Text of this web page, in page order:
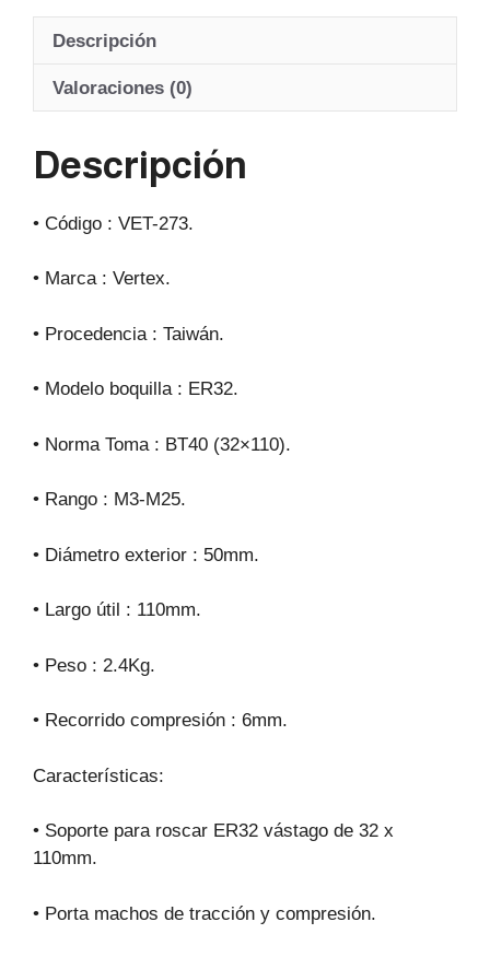
at
A
p
c
b
o
e
a
ail
Descripción
Valoraciones (0)
Descripción
• Código : VET-273.
• Marca : Vertex.
• Procedencia : Taiwán.
• Modelo boquilla : ER32.
• Norma Toma : BT40 (32×110).
• Rango : M3-M25.
• Diámetro exterior : 50mm.
• Largo útil : 110mm.
• Peso : 2.4Kg.
• Recorrido compresión : 6mm.
Características:
• Soporte para roscar ER32 vástago de 32 x
110mm.
• Porta machos de tracción y compresión.